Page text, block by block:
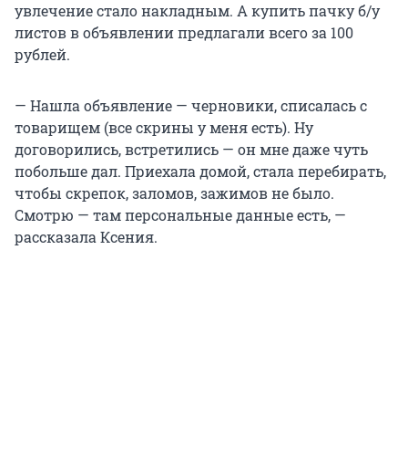
увлечение стало накладным. А купить пачку б/у
листов в объявлении предлагали всего за 100
рублей.
— Нашла объявление — черновики, списалась с
товарищем (все скрины у меня есть). Ну
договорились, встретились — он мне даже чуть
побольше дал. Приехала домой, стала перебирать,
чтобы скрепок, заломов, зажимов не было.
Смотрю — там персональные данные есть, —
рассказала Ксения.